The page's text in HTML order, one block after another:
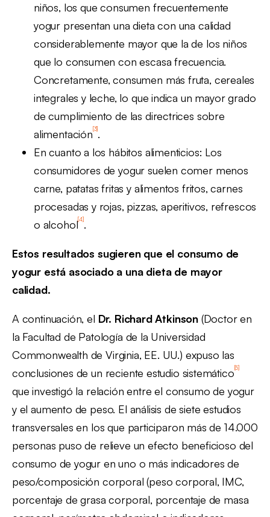
niños, los que consumen frecuentemente
yogur presentan una dieta con una calidad
considerablemente mayor que la de los niños
que lo consumen con escasa frecuencia.
Concretamente, consumen más fruta, cereales
integrales y leche, lo que indica un mayor grado
de cumplimiento de las directrices sobre
alimentación[3].
En cuanto a los hábitos alimenticios: Los
consumidores de yogur suelen comer menos
carne, patatas fritas y alimentos fritos, carnes
procesadas y rojas, pizzas, aperitivos, refrescos
o alcohol[4].
Estos resultados sugieren que el consumo de
yogur está asociado a una dieta de mayor
calidad.
A continuación, el Dr. Richard Atkinson (Doctor en
la Facultad de Patología de la Universidad
Commonwealth de Virginia, EE. UU.) expuso las
conclusiones de un reciente estudio sistemático[5]
que investigó la relación entre el consumo de yogur
y el aumento de peso. El análisis de siete estudios
transversales en los que participaron más de 14.000
personas puso de relieve un efecto beneficioso del
consumo de yogur en uno o más indicadores de
peso/composición corporal (peso corporal, IMC,
porcentaje de grasa corporal, porcentaje de masa